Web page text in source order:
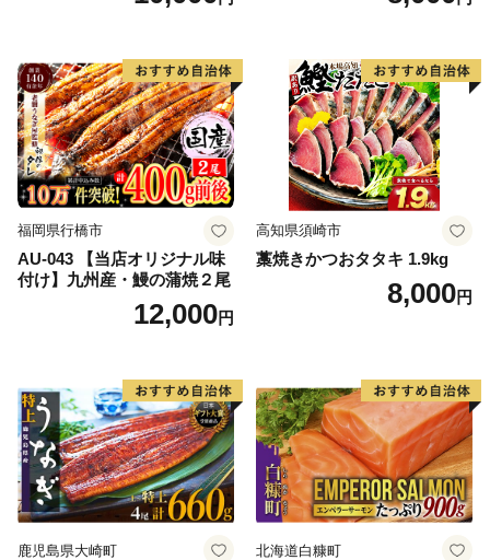
福岡県行橋市
AU-043 【当店オリジナル味
付け】九州産・鰻の蒲焼２尾
12,000円
高知県須崎市
藁焼きかつおタタキ 1.9kg
8,000円
鹿児島県大崎町 北海道白糠町